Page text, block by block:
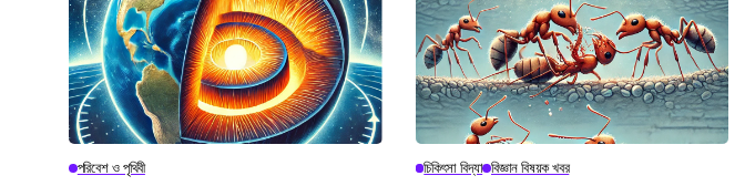
পরিবেশ ও পৃথিবী চিকিৎসা বিদ্যা বিজ্ঞান বিষয়ক খবর